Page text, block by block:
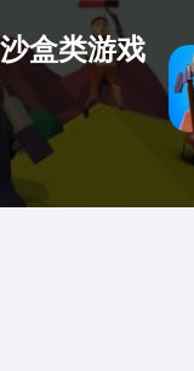
盒类游戏